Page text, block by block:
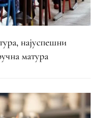
најуспешни
матура